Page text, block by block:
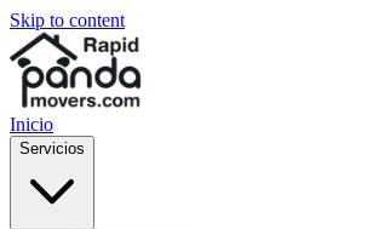
Skip to content
Inicio
Servicios